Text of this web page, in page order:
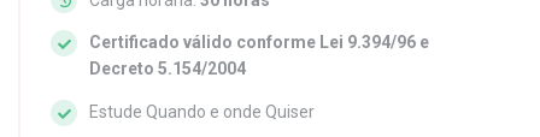
Certificado válido conforme Lei 9.394/96 e
Decreto 5.154/2004
Estude Quando e onde Quiser